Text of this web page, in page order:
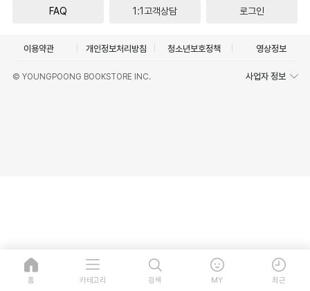
FAQ 1:1고객상담 로그인
이용약관 개인정보처리방침 청소년보호정책 영상정보
© YOUNGPOONG BOOKSTORE INC. 사업자 정보
홈 카테고리 검색 MY 최근